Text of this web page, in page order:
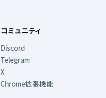
コミュニティ
Discord
Telegram
X
Chrome拡張機能